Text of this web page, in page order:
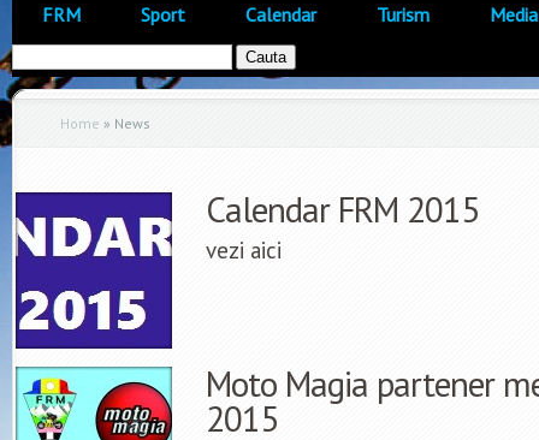
FRM Sport Calendar Turism Media
Home » News
Calendar FRM 2015
vezi aici
Moto Magia partener
2015